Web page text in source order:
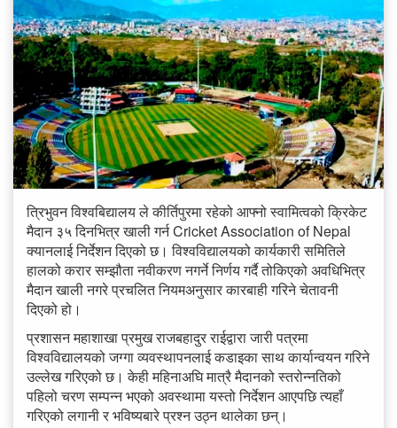
त्रिभुवन विश्वबिद्यालय ले कीर्तिपुरमा रहेको आफ्नो स्वामित्वको क्रिकेट
मैदान ३५ दिनभित्र खाली गर्न Cricket Association of Nepal
क्यानलाई निर्देशन दिएको छ। विश्वविद्यालयको कार्यकारी समितिले
हालको करार सम्झौता नवीकरण नगर्ने निर्णय गर्दै तोकिएको अवधिभित्र
मैदान खाली नगरे प्रचलित नियमअनुसार कारबाही गरिने चेतावनी
दिएको हो।
प्रशासन महाशाखा प्रमुख राजबहादुर राईद्वारा जारी पत्रमा
विश्वविद्यालयको जग्गा व्यवस्थापनलाई कडाइका साथ कार्यान्वयन गरिने
उल्लेख गरिएको छ। केही महिनाअघि मात्रै मैदानको स्तरोन्नतिको
पहिलो चरण सम्पन्न भएको अवस्थामा यस्तो निर्देशन आएपछि त्यहाँ
गरिएको लगानी र भविष्यबारे प्रश्न उठ्न थालेका छन्।